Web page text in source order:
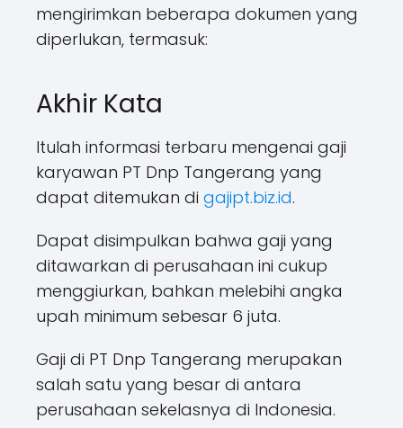
mengirimkan beberapa dokumen yang
diperlukan, termasuk:
Akhir Kata
Itulah informasi terbaru mengenai gaji
karyawan PT Dnp Tangerang yang
dapat ditemukan di gajipt.biz.id.
Dapat disimpulkan bahwa gaji yang
ditawarkan di perusahaan ini cukup
menggiurkan, bahkan melebihi angka
upah minimum sebesar 6 juta.
Gaji di PT Dnp Tangerang merupakan
salah satu yang besar di antara
perusahaan sekelasnya di Indonesia.